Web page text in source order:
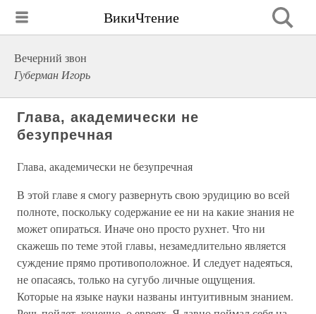
ВикиЧтение
Вечерний звон
Губерман Игорь
Глава, академически не
безупречная
Глава, академически не безупречная
В этой главе я смогу развернуть свою эрудицию во всей
полноте, поскольку содержание ее ни на какие знания не
может опираться. Иначе оно просто рухнет. Что ни
скажешь по теме этой главы, незамедлительно является
суждение прямо противоположное. И следует надеяться,
не опасаясь, только на сугубо личные ощущения.
Которые на языке науки названы интуитивным знанием.